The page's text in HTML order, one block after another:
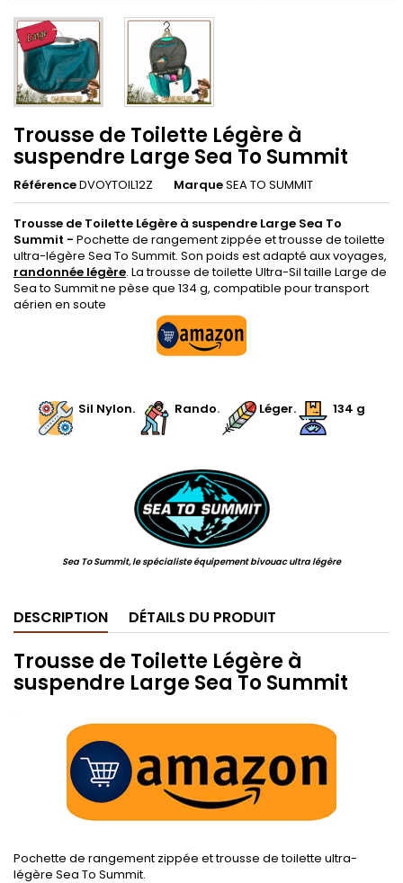
Trousse de Toilette Légère à
suspendre Large Sea To Summit
RéférenceDVOYTOIL12Z MarqueSEA TO SUMMIT
Trousse de Toilette Légère à suspendre Large Sea To
Summit - Pochette de rangement zippée et trousse de toilette
ultra-légère Sea To Summit. Son poids est adapté aux voyages,
randonnée légère. La trousse de toilette Ultra-Sil taille Large de
Sea to Summit ne pèse que 134 g, compatible pour transport
aérien en soute
. Sil Nylon. Rando. . Léger. 134 g
Sea To Summit, le spécialiste équipement bivouac ultra légère
DESCRIPTION DÉTAILS DU PRODUIT
Trousse de Toilette Légère à
suspendre Large Sea To Summit
.
Pochette de rangement zippée et trousse de toilette ultra-
légère Sea To Summit.